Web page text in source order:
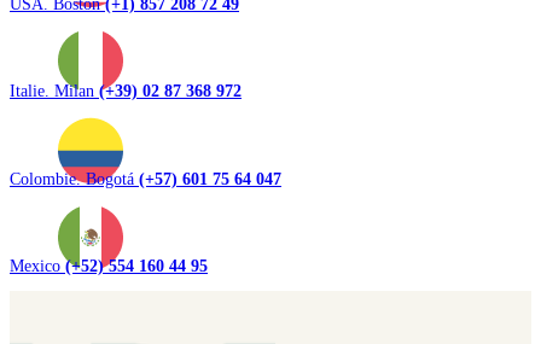
Italie. Milan (+39) 02 87 368 972
Colombie. Bogotá (+57) 601 75 64 047
Mexico (+52) 554 160 44 95